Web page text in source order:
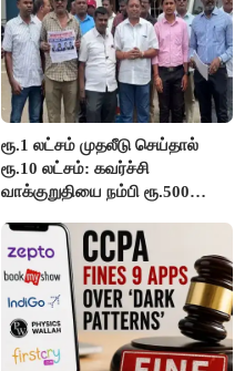
ரூ.1 லட்சம் முதலீடு செய்தால்
ரூ.10 லட்சம்: கவர்ச்சி
வாக்குறுதியை நம்பி ரூ.500
மக்கள்!